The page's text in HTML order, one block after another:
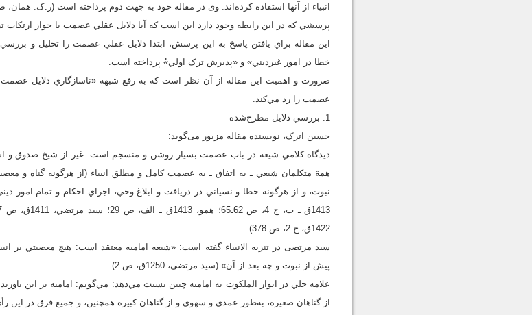
انبياء از آنها استفاده کرده‌اند. وی در مقاله خود به جهت دوم پرداخته‌ است (ر.ک: همان، ص
پرسشي که در اين رابطه وجود دارد اين است که آيا دلايل عقلي عصمت با جواز ارتکاب
اين مقاله براي يافتن پاسخ به اين پرسش‌، ابتدا دلايل عقلي عصمت را تحليل و
خطا در امور غيرديني» و «پذيرش ترک اولي̍̍» ‌پرداخته است.
ضرورت و اهميت اين مقاله از آن نظر است که به رفع شبهه «ناسازگاري دلايل
عصمت را رد مي‌کند.
1. بررسي دلايل مطرح‌شده
حسین اترک، نويسنده مقاله مزبور می‌گوید:
ديدگاه کلامي شيعه در باب عصمت بسيار روشن و منسجم است. غير از شيخ صدوق و
همة متکلمان شيعي ـ به اتفاق ـ به عصمت کامل و مطلق انبياء (از هرگونه گناه و
نبوت، و از هرگونه خطا و نسياني در دريافت و ابلاغ وحي، اجراي احکام و تمام امور
1422ق، ج 2، ص 378).
سيد مرتضى در تنزيه ‌الانبياء گفته است: «شيعه اماميه معتقد است: هيچ معصيتي بر
پيش از نبوت و چه بعد از آن» (سيد مرتضي، 1250ق، ص 2).
علامه حلي در انوار الملکوت به اماميه چنين نسبت مي‌دهد: مي‌گويم: اماميه بر اين
از گناهان صغيره، به‌طور عمدي و سهوي و از گناهان کبيره همچنين، و جميع فرق در اين رأي با آنها